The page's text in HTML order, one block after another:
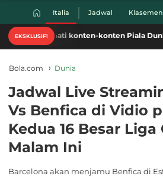
Italia Jadwal Klasemen
EKSKLUSIF!
konten-konten Piala Dunia 2026
Bola.com Dunia
Jadwal Live
Vs Benfica di Vidio
Kedua 16 Besar
Malam Ini
Barcelona akan menjamu Benfica di